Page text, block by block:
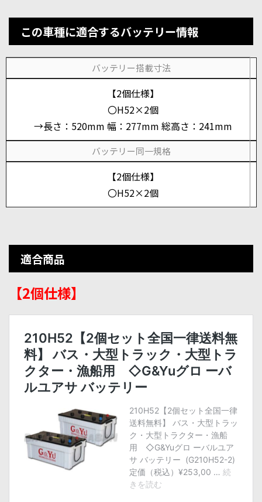
この車種に適合するバッテリー情報
バッテリー搭載寸法
【2個仕様】
〇H52×2個
→長さ：520mm 幅：277mm 総高さ：241mm
バッテリー同一規格
【2個仕様】
〇H52×2個
適合商品
【2個仕様】